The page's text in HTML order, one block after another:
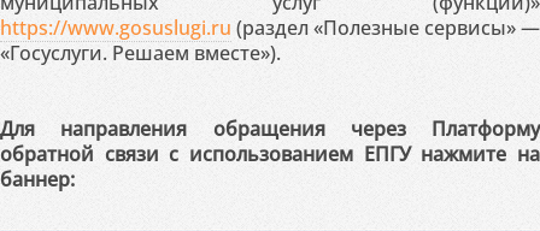
https://www.gosuslugi.ru (раздел «Полезные сервисы» —
«Госуслуги. Решаем вместе»).
Для направления обращения через Платформу
обратной связи с использованием ЕПГУ нажмите на
баннер: